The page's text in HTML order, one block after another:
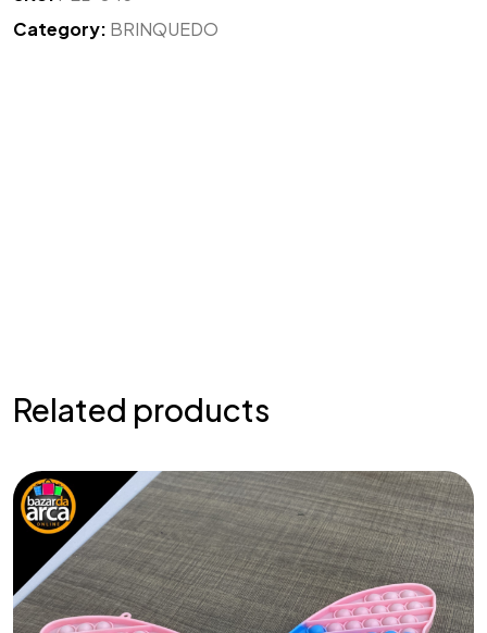
Category: BRINQUEDO
Related products